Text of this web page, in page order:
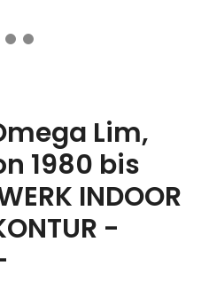
Lim,
1980 bis
INDOOR
-